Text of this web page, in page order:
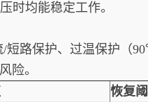
时均能稳定工作。
路保护、过温保护（
险。
恢复